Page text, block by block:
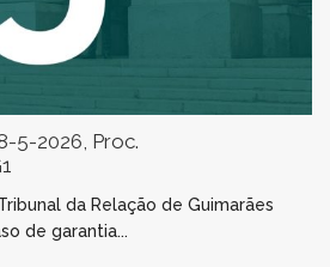
5-2026, Proc.
da Relação de Guimarães
de garantia...